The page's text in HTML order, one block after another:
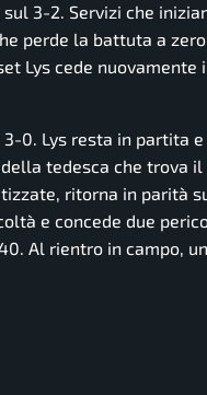
3-2. Servizi che
perde la battuta a
Lys cede nuovamente
0. Lys resta in partita
tedesca che trova il
ritorna in parità
e concede due
Al rientro in campo,